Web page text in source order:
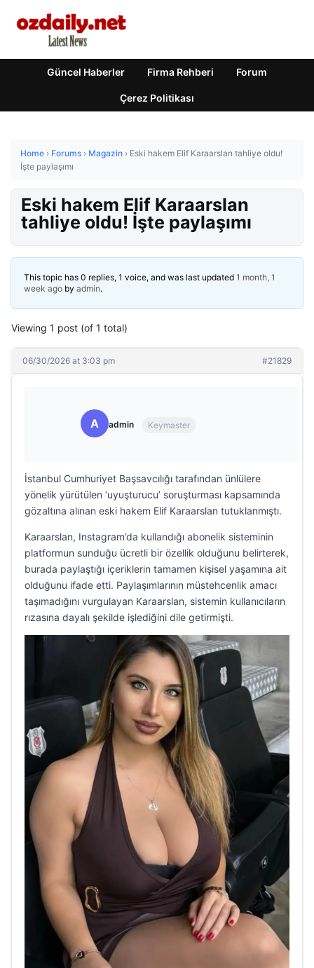
Güncel Haberler Firma Rehberi Forum
Çerez Politikası
Home › Forums › Magazin › Eski hakem Elif Karaarslan tahliye oldu!
İşte paylaşımı
Eski hakem Elif Karaarslan
tahliye oldu! İşte paylaşımı
This topic has 0 replies, 1 voice, and was last updated 1 month, 1
week ago by admin.
Viewing 1 post (of 1 total)
06/30/2026 at 3:03 pm #21829
A admin Keymaster
İstanbul Cumhuriyet Başsavcılığı tarafından ünlülere
yönelik yürütülen ‘uyuşturucu’ soruşturması kapsamında
gözaltına alınan eski hakem Elif Karaarslan tutuklanmıştı.
Karaarslan, Instagram’da kullandığı abonelik sisteminin
platformun sunduğu ücretli bir özellik olduğunu belirterek,
burada paylaştığı içeriklerin tamamen kişisel yaşamına ait
olduğunu ifade etti. Paylaşımlarının müstehcenlik amacı
taşımadığını vurgulayan Karaarslan, sistemin kullanıcıların
rızasına dayalı şekilde işlediğini dile getirmişti.